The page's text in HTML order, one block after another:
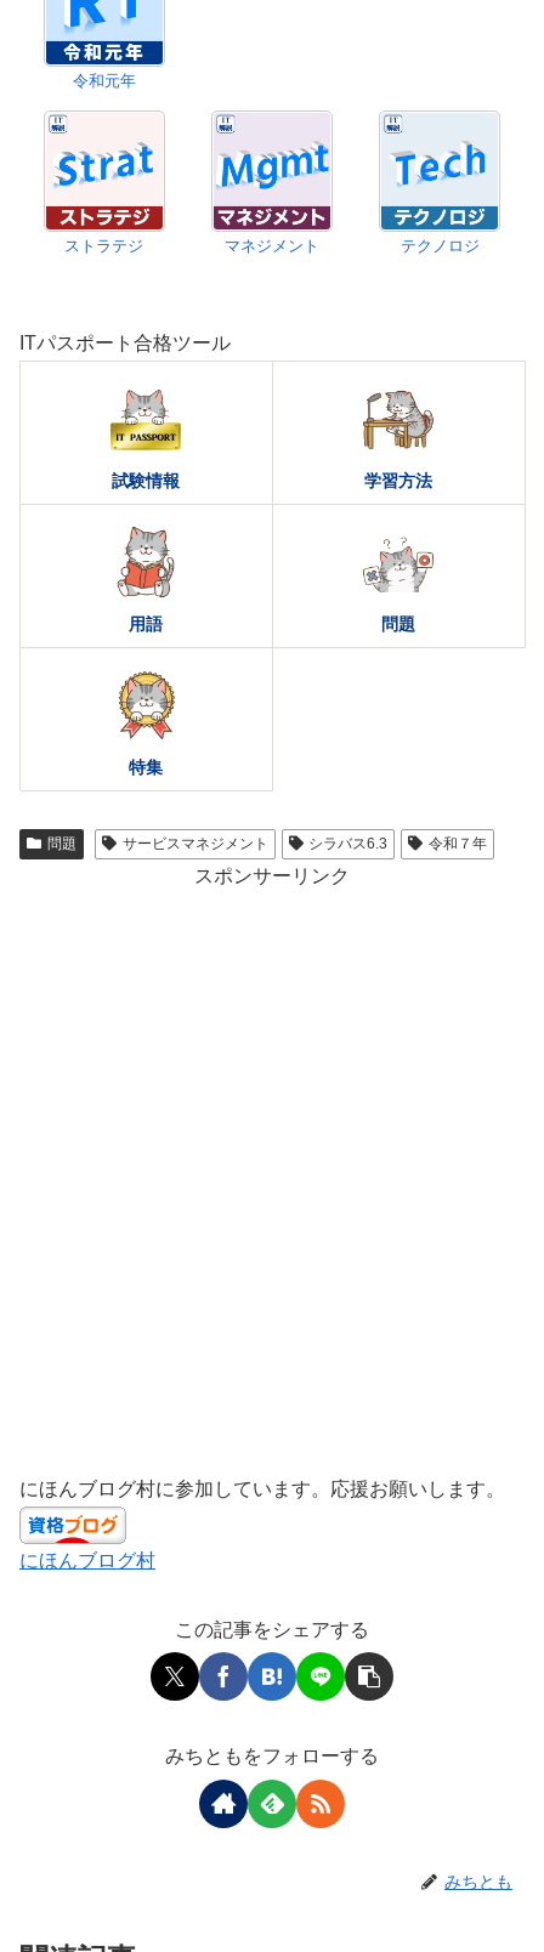
令和元年
ストラテジ マネジメント テクノロジ
ITパスポート合格ツール
試験情報 学習方法
用語 問題
特集
問題 サービスマネジメント シラバス6.3 令和７年
スポンサーリンク
にほんブログ村に参加しています。応援お願いします。
にほんブログ村
この記事をシェアする
みちともをフォローする
みちとも